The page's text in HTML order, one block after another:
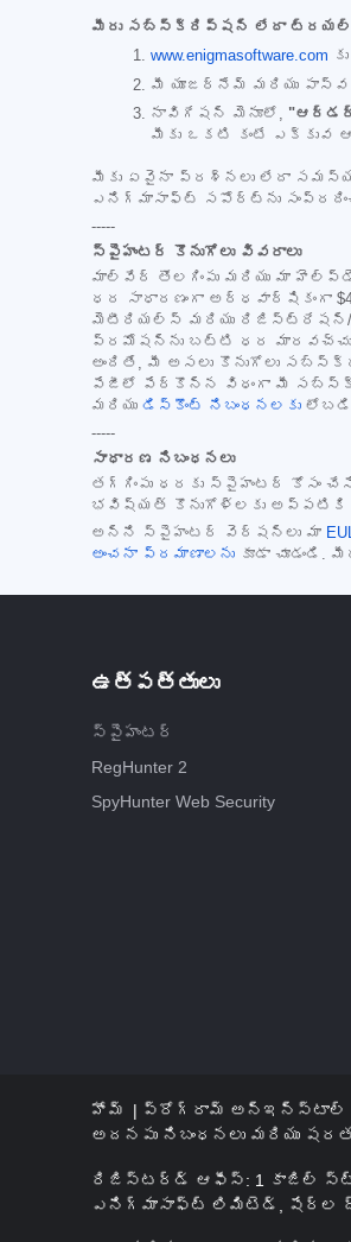
మీరు సబ్‌స్క్రిప్షన్ లేదా
www.enigmasoftware.com
మీ యూజర్‌నేమ్ మరియు
నావిగేషన్ మెనూలో,
మీకు ఒకటి కంటే ఎక్కువ
మీకు ఏవైనా ప్రశ్నలు లేదా
ఎనిగ్మాసాఫ్ట్ సపోర్ట్‌ను
-----
స్పైహంటర్ కొనుగోలు వివరాలు
మాల్‌వేర్ తొలగింపు మరియు మా
ధర సాధారణంగా అర్ధవార్షికంగా
మెటీరియల్స్ మరియు రిజిస్ట్రేషన్/
ప్రమోషన్‌ను బట్టి ధర
అందితే, మీ అసలు కొనుగోలు
పేజీలో పేర్కొన్న విధంగా మీ
మరియు డిస్కౌంట్ నిబంధనలకు లోబడి
-----
సాధారణ నిబంధనలు
తగ్గింపు ధరకు స్పైహంటర్ కోసం
భవిష్యత్ కొనుగోళ్లకు అప్పటికి
అన్ని స్పైహంటర్ వెర్షన్‌లు మా
అంచనా ప్రమాణాలను కూడా చూడండి.
ఉత్పత్తులు
స్పైహంటర్
RegHunter 2
SpyHunter Web Security
హోమ్ ప్రోగ్రామ్ అన్‌ఇన్‌స్టాల్
అదనపు నిబంధనలు మరియు
రిజిస్టర్డ్ ఆఫీస్: 1 కాజిల్
ఎనిగ్మాసాఫ్ట్ లిమిటెడ్, షేర్ల